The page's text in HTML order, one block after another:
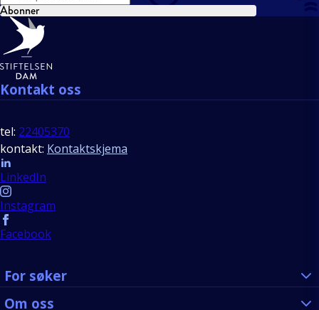
Abonner
Bunntekst
Kontakt oss
tel: 22405370
kontakt: Kontaktskjema
Follow us
LinkedIn
Instagram
Facebook
For søker
Om oss